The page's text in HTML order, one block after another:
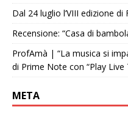
Dal 24 luglio l’VIII edizione di
Recensione: “Casa di
ProfAmà | “La musica si
di Prime Note con “Play Live
META